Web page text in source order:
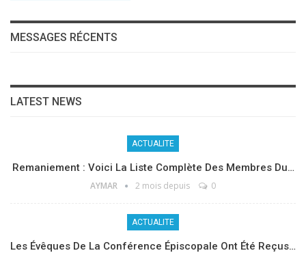
MESSAGES RÉCENTS
LATEST NEWS
ACTUALITE
Remaniement : Voici La Liste Complète Des Membres Du…
AYMAR 2 mois depuis 0
ACTUALITE
Les Évêques De La Conférence Épiscopale Ont Été Reçus…